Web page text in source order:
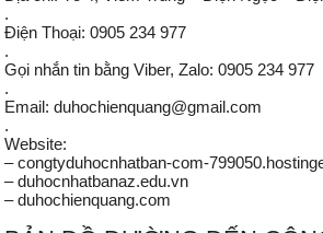
.
Điện Thoại: 0905 234 977
.
Gọi nhắn tin bằng Viber, Zalo: 0905 234 977
.
Email: duhochienquang@gmail.com
.
Website:
– congtyduhocnhatban-com-
– duhocnhatbanaz.edu.vn
– duhochienquang.com